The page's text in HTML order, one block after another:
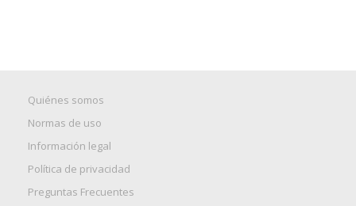
Quiénes somos
Normas de uso
Información legal
Política de privacidad
Preguntas Frecuentes